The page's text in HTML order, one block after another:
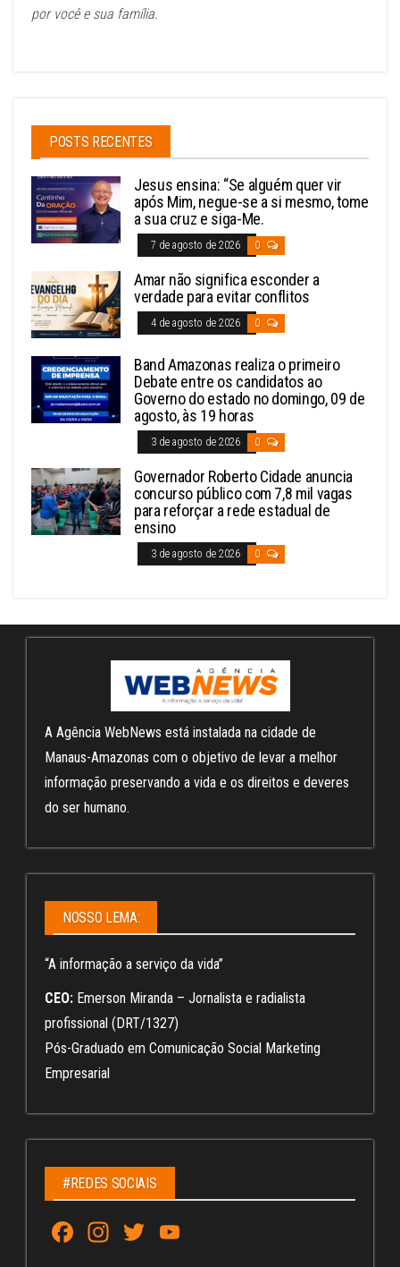
por você e sua família.
POSTS RECENTES
Jesus ensina: “Se alguém quer vir
após Mim, negue-se a si mesmo, tome
a sua cruz e siga-Me.
7 de agosto de 2026 0
Amar não significa esconder a
verdade para evitar conflitos
4 de agosto de 2026 0
Band Amazonas realiza o primeiro
Debate entre os candidatos ao
Governo do estado no domingo, 09 de
agosto, às 19 horas
3 de agosto de 2026 0
Governador Roberto Cidade anuncia
concurso público com 7,8 mil vagas
para reforçar a rede estadual de
ensino
3 de agosto de 2026 0
A Agência WebNews está instalada na cidade de
Manaus-Amazonas com o objetivo de levar a melhor
informação preservando a vida e os direitos e deveres
do ser humano.
NOSSO LEMA:
“A informação a serviço da vida”
CEO: Emerson Miranda – Jornalista e radialista
profissional (DRT/1327)
Pós-Graduado em Comunicação Social Marketing
Empresarial
#REDES SOCIAIS
Fa
In
T